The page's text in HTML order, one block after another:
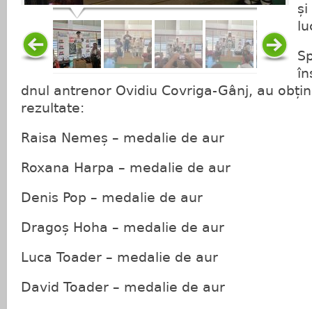
și
dnul antrenor Ovidiu Covriga-Gânj, au
rezultate:
Raisa Nemeș – medalie de aur
Roxana Harpa – medalie de aur
Denis Pop – medalie de aur
Dragoș Hoha – medalie de aur
Luca Toader – medalie de aur
David Toader – medalie de aur